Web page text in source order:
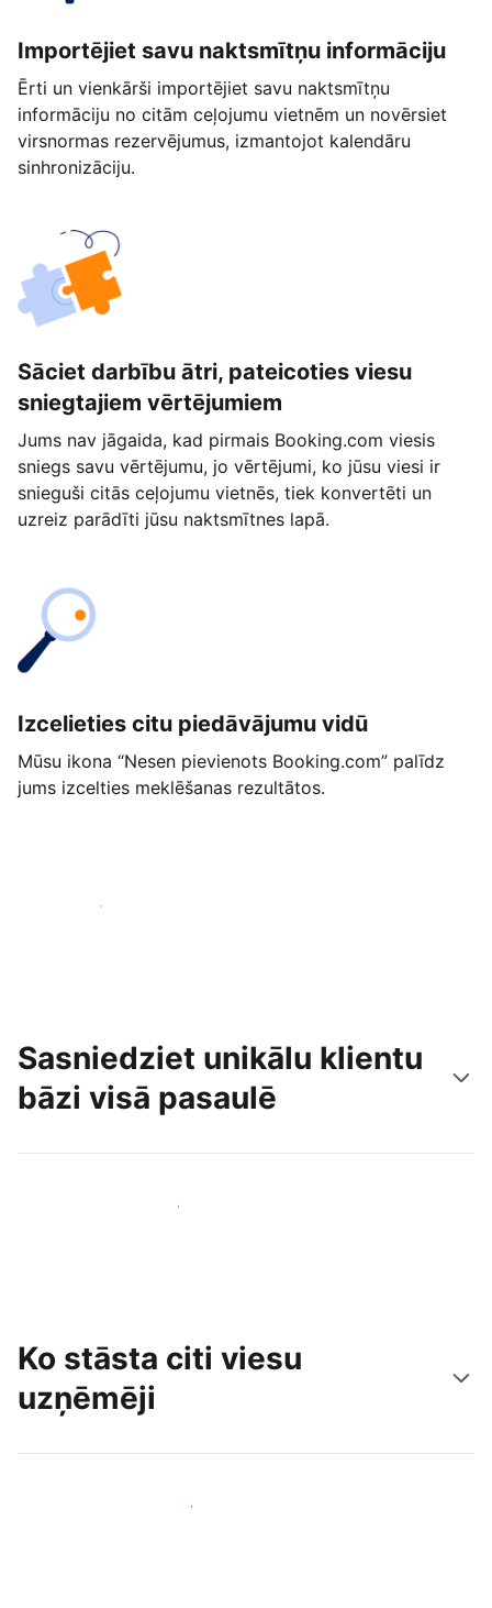
Importējiet savu naktsmītņu informāciju
Ērti un vienkārši importējiet savu naktsmītņu
informāciju no citām ceļojumu vietnēm un novērsiet
virsnormas rezervējumus, izmantojot kalendāru
sinhronizāciju.
Sāciet darbību ātri, pateicoties viesu
sniegtajiem vērtējumiem
Jums nav jāgaida, kad pirmais Booking.com viesis
sniegs savu vērtējumu, jo vērtējumi, ko jūsu viesi ir
snieguši citās ceļojumu vietnēs, tiek konvertēti un
uzreiz parādīti jūsu naktsmītnes lapā.
Izcelieties citu piedāvājumu vidū
Mūsu ikona “Nesen pievienots Booking.com” palīdz
jums izcelties meklēšanas rezultātos.
Sākt jau šodien
Sasniedziet unikālu klientu
bāzi visā pasaulē
Sasniegt jaunus viesus jau šodien
Ko stāsta citi viesu
uzņēmēji
Pievienoties citiem viesu uzņēmējiem